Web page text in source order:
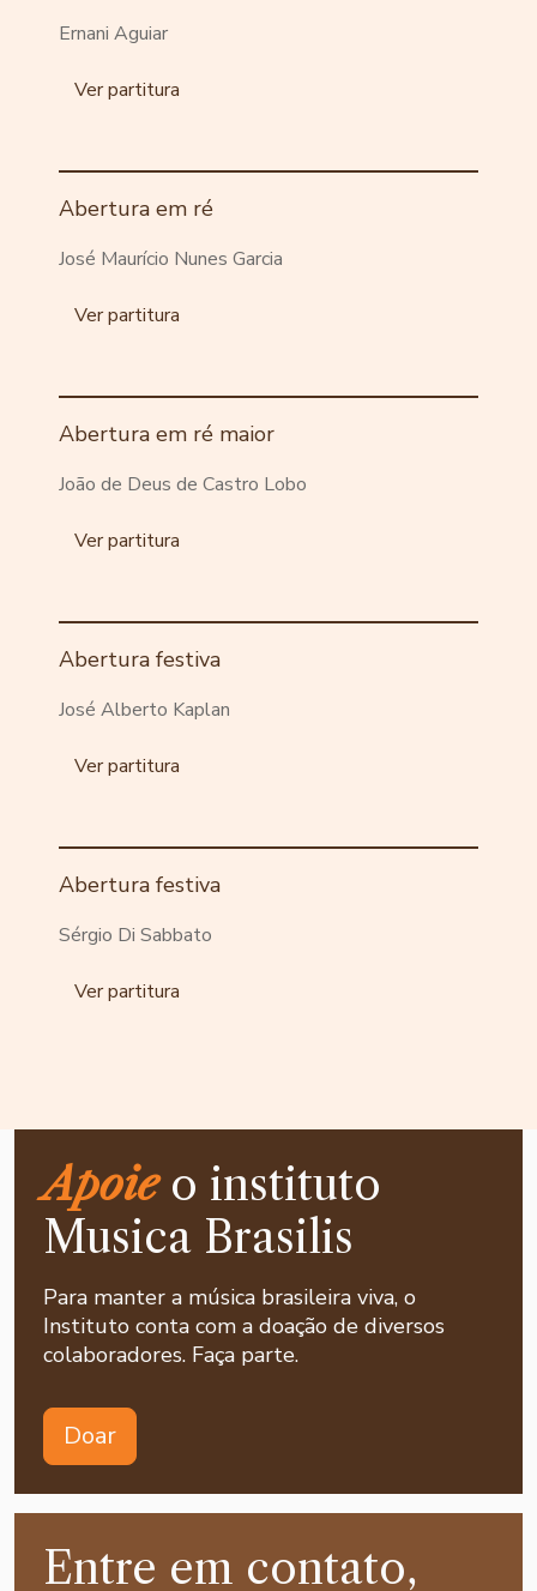
Ernani Aguiar
Ver partitura
Abertura em ré
José Maurício Nunes Garcia
Ver partitura
Abertura em ré maior
João de Deus de Castro Lobo
Ver partitura
Abertura festiva
José Alberto Kaplan
Ver partitura
Abertura festiva
Sérgio Di Sabbato
Ver partitura
Apoieo instituto
Musica Brasilis
Para manter a música brasileira viva, o
Instituto conta com a doação de diversos
colaboradores. Faça parte.
Doar
Entre em contato,